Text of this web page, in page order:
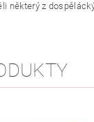
některý z